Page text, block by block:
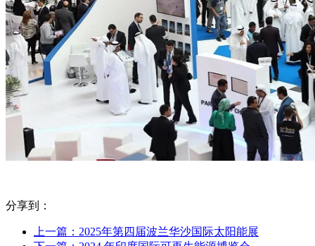
分享到：
上一篇：2025年第四届波兰华沙国际太阳能展